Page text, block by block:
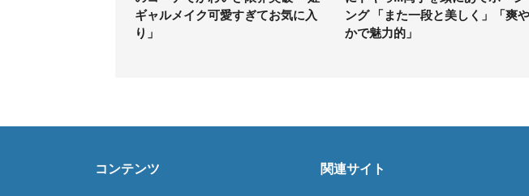
ギャルメイク可愛すぎてお気に入
り」
ング 「また一段と美しく」「爽や
かで魅力的」
コンテンツ 関連サイト